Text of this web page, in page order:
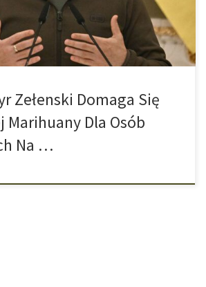
Nawet weterani […]
Zełenski Domaga Się
Marihuany Dla Osób
Na …